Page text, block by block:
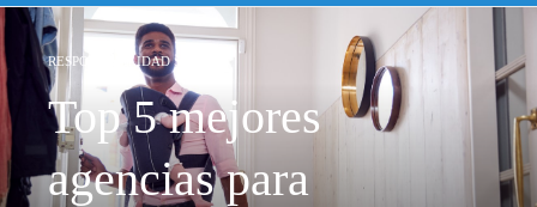
RESPONSABILIDAD SOCIAL
Top 5 mejores
agencias para